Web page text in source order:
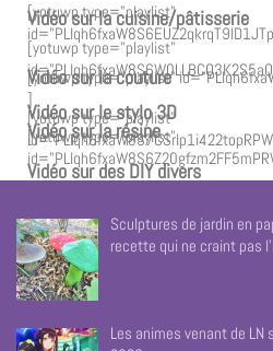
Vidéo sur la cuisine/pâtisserie
[yotuwp type="playlist"
Vidéo sur la couture
[yotuwp type="playlist"
Vidéo sur le stylo 3D
[yotuwp type="playlist"
]
Vidéo sur la résine
[yotuwp type="playlist"
Vidéo sur des DIY divers
[yotuwp type="playlist"
Sculptures de jardin en
recette qui ne craint pas
Les animes venant de LN